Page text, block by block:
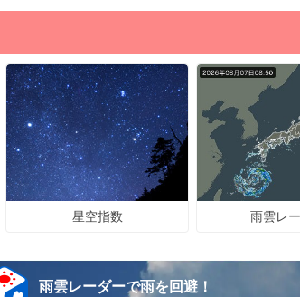
星空指数 雨雲レ
雨雲レーダーで雨を回避！